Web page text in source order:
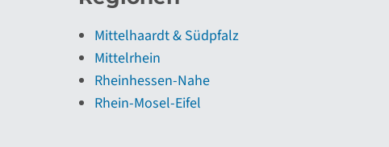
Mittelhaardt & Südpfalz
Mittelrhein
Rheinhessen-Nahe
Rhein-Mosel-Eifel